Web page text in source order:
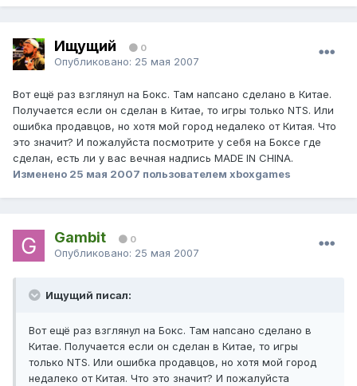
Ищущий 0
Опубликовано: 25 мая 2007
Вот ещё раз взглянул на Бокс. Там напсано сделано в Китае.
Получается если он сделан в Китае, то игры только NTS. Или
ошибка продавцов, но хотя мой город недалеко от Китая. Что
это значит? И пожалуйста посмотрите у себя на Боксе где
сделан, есть ли у вас вечная надпись MADE IN CHINA.
Изменено 25 мая 2007 пользователем xboxgames
Gambit 0
Опубликовано: 25 мая 2007
Ищущий писал:
Вот ещё раз взглянул на Бокс. Там напсано сделано в
Китае. Получается если он сделан в Китае, то игры
только NTS. Или ошибка продавцов, но хотя мой город
недалеко от Китая. Что это значит? И пожалуйста